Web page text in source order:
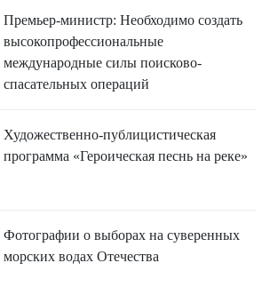
ОБЩЕСТВО
ДОБРО ПОЖАЛОВАТЬ ВО
В МИРЕ
Премьер-министр: Необходимо создать
высокопрофессиональные
международные силы поисково-
спасательных операций
Художественно-публицистическая
программа «Героическая песнь на реке»
Фотографии о выборах на суверенных
морских водах Отечества